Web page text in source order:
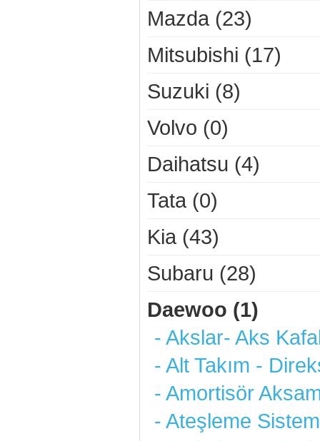
Mazda (23)
Mitsubishi (17)
Suzuki (8)
Volvo (0)
Daihatsu (4)
Tata (0)
Kia (43)
Subaru (28)
Daewoo (1)
- Akslar- Aks
- Alt Takım -
- Amortisör
- Ateşleme